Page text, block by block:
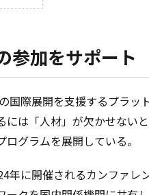
参加をサポート
国際展開を支援するプラッ
には「人材」が欠かせない
グラムを展開している。
年に開催されるカンファレ